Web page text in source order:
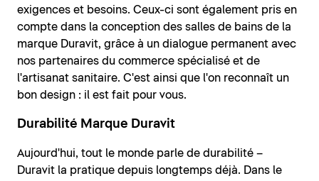
exigences et besoins. Ceux-ci sont également pris en
compte dans la conception des salles de bains de la
marque Duravit, grâce à un dialogue permanent avec
nos partenaires du commerce spécialisé et de
l'artisanat sanitaire. C'est ainsi que l'on reconnaît un
bon design : il est fait pour vous.
Durabilité Marque Duravit
Aujourd'hui, tout le monde parle de durabilité –
Duravit la pratique depuis longtemps déjà. Dans le